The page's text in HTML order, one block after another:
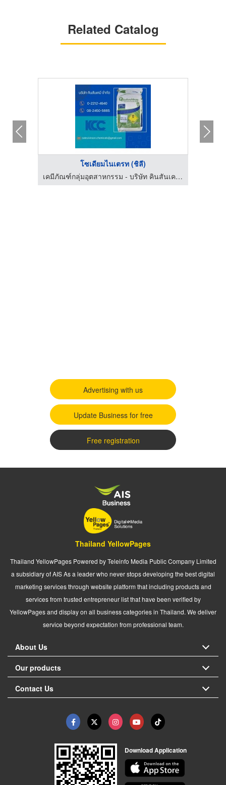
Related Catalog
โซเดียมไนเตรท (ชิลี)
เคมีภัณฑ์กลุ่มอุตสาหกรรม - บริษัท คินสันเคมี จำกัด
Advertising with us
Update Business for free
Free registration
Thailand YellowPages
Thailand YellowPages Powered by Teleinfo Media Public Company Limited
a subsidiary of AIS As a leader who never stops developing the best digital
marketing services through website platform that including products and
services from trusted entrepreneur list that have been verified by
YellowPages and display on all business categories in Thailand. We deliver
service beyond expectation from professional team.
About Us
Our products
Contact Us
Download Application